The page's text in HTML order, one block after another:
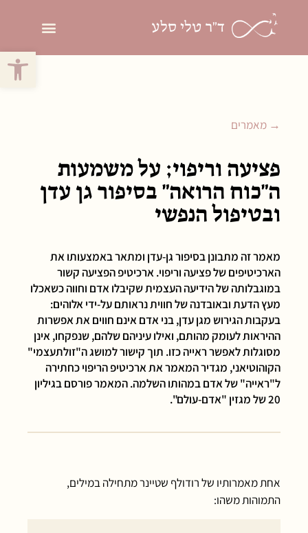
פתח
ד"ר טלי סלע
→ מאמרים
פציעה וריפוי; על משמעות
ה"כוח הרואה" בסיפור גן עדן
ובטיפול הנפשי
מאמר זה מתבונן בסיפור גן-עדן ומתאר באמצעותו את
הארכיטיפים של פציעה וריפוי. ארכיטיפ הפציעה קשור
במוגבלותה של הידיעה העצמית שקיבלו אדם וחווה כשאכלו
מעץ הדעת ובאובדנה של חווית נראותם על-ידי אלוהים:
בעקבות הגירוש מגן עדן, בני אדם אינם חווים את אפשרות
ההיראות לעומק מהותם, ואילו עיניהם שלהם, שנפקחו, אינן
מסוגלות לאפשר ראייה כזו. תוך קישור למושג ה"זולתעצמי"
הקוהוטיאני, מגדיר המאמר את ארכיטיפ הריפוי כחתירה
ל"ראייה" של אדם במהותו השלמה. המאמר פורסם בגיליון
20 של מגזין "אדם-עולם".
אחת מאמרותיו של רודולף שטיינר מתחילה במילים,
התמוהות משהו: